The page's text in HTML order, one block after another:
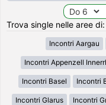
Trova single nelle aree
Incontri Aargau
Incontri Appenzell
Incontri Basel Incontri
Incontri Glarus Incontri